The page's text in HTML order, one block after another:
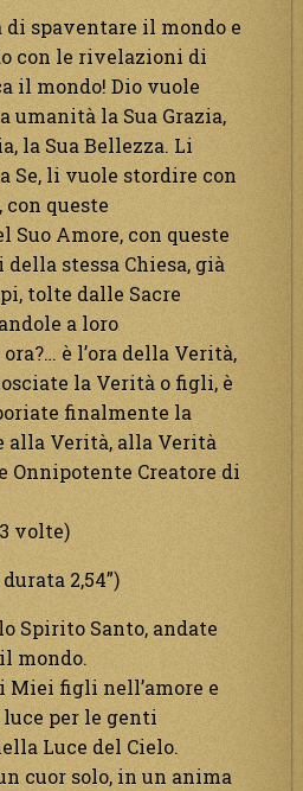
di spaventare il mondo e
con le rivelazioni di
il mondo! Dio vuole
umanità la Sua Grazia,
la Sua Bellezza. Li
Se, li vuole stordire con
con queste
Amore, con queste
stessa Chiesa, già
tolte dalle Sacre
a loro
è l’ora della Verità,
la Verità o figli, è
finalmente la
alla Verità, alla Verità
Onnipotente Creatore di
volte)
2,54”)
Spirito Santo, andate
mondo.
figli nell’amore e
per le genti
Luce del Cielo.
cuor solo, in un anima